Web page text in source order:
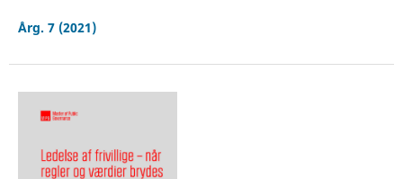
Årg. 7 (2021)